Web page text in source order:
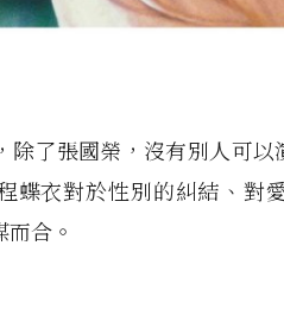
除了張國榮，沒有別人可
蝶衣對於性別的糾結、對
合。